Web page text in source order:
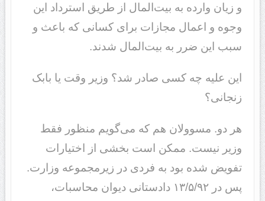
و زیان وارده به بیت‌المال از طریق استرداد این
وجوه و اعمال مجازات برای کسانی که باعث و
سبب این ضرر به بیت‌المال شدند.
این علیه چه کسی صادر شد؟ وزیر وقت یا بابک
زنجانی؟
هر دو. مسوولان هم که می‌گویم منظور فقط
وزیر نیست. ممکن است بخشی از اختیارات
تفویض شده بود به فردی در زیرمجموعه وزارت.
پس در ١٣/۵/٩٢ دادستانی دیوان محاسبات،